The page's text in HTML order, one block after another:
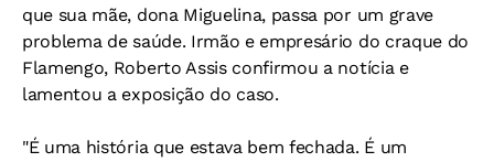
que sua mãe, dona Miguelina, passa por um grave
problema de saúde. Irmão e empresário do craque do
Flamengo, Roberto Assis confirmou a notícia e
lamentou a exposição do caso.
"É uma história que estava bem fechada. É um